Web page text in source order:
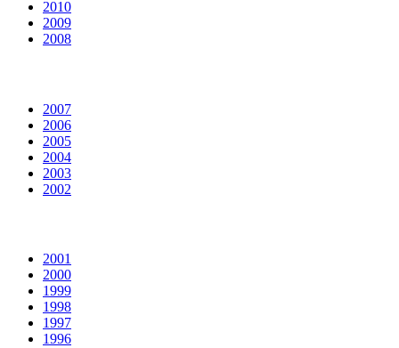
2010
2009
2008
2007
2006
2005
2004
2003
2002
2001
2000
1999
1998
1997
1996